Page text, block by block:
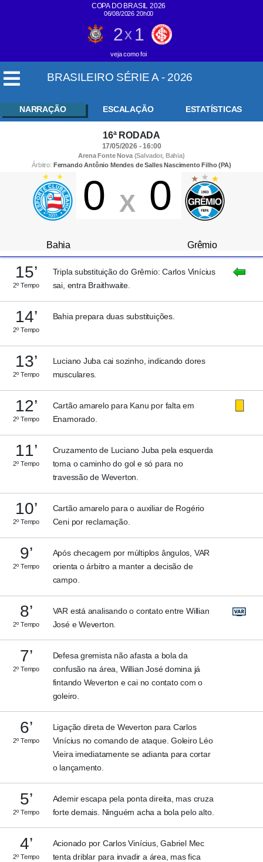
COPA DO BRASIL 2026
06/08/2026 20h00
2x 1
veja como foi
BRASILEIRO SÉRIE A - 2026
NARRAÇÃO ESCALAÇÃO ESTATÍSTICAS
16ª RODADA
17/05/2026 - 16:00
Arena Fonte Nova (Salvador, Bahia)
Árbitro: Fernando Antônio Mendes de Salles Nascimento Filho (PA)
Bahia
0 X 0
Grêmio
15’
2º Tempo
Tripla substituição do Grêmio: Carlos Vinícius
sai, entra Braithwaite.
14’
2º Tempo
Bahia prepara duas substituições.
13’
2º Tempo
Luciano Juba cai sozinho, indicando dores
musculares.
12’
2º Tempo
Cartão amarelo para Kanu por falta em
Enamorado.
11’
2º Tempo
Cruzamento de Luciano Juba pela esquerda
toma o caminho do gol e só para no
travessão de Weverton.
10’
2º Tempo
Cartão amarelo para o auxiliar de Rogério
Ceni por reclamação.
9’
2º Tempo
Após checagem por múltiplos ângulos, VAR
orienta o árbitro a manter a decisão de
campo.
8’
2º Tempo
VAR está analisando o contato entre Willian
José e Weverton.
7’
2º Tempo
Defesa gremista não afasta a bola da
confusão na área, Willian José domina já
fintando Weverton e cai no contato com o
goleiro.
6’
2º Tempo
Ligação direta de Weverton para Carlos
Vinícius no comando de ataque. Goleiro Léo
Vieira imediatamente se adianta para cortar
o lançamento.
5’
2º Tempo
Ademir escapa pela ponta direita, mas cruza
forte demais. Ninguém acha a bola pelo alto.
4’
2º Tempo
Acionado por Carlos Vinícius, Gabriel Mec
tenta driblar para invadir a área, mas fica